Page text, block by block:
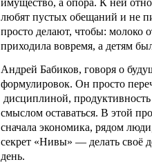
имущество, а опора. К ней
любят пустых обещаний и не
просто делают, чтобы: молоко
приходила вовремя, а детям
Андрей Бабиков, говоря о
формулировок. Он просто
дисциплиной,
смыслом оставаться. В этой
сначала экономика, рядом
секрет «Нивы» — делать своё
день.